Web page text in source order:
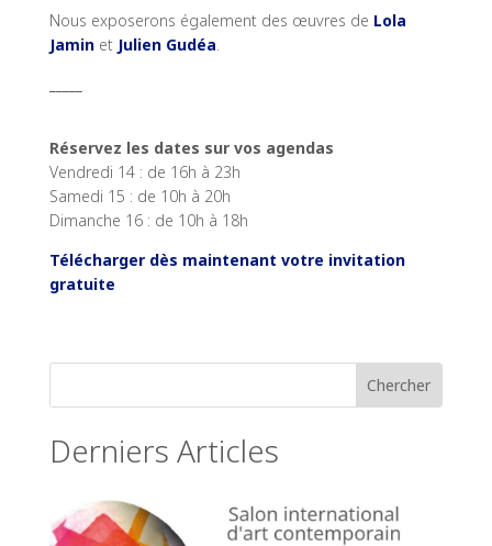
Nous exposerons également des œuvres de Lola
Jaminet Julien Gudéa
Réservez les dates sur vos agendas
Vendredi 14 : de 16h à 23h
Samedi 15 : de 10h à 20h
Dimanche 16 : de 10h à 18h
Télécharger dès maintenant votre invitation
gratuite
Derniers Articles